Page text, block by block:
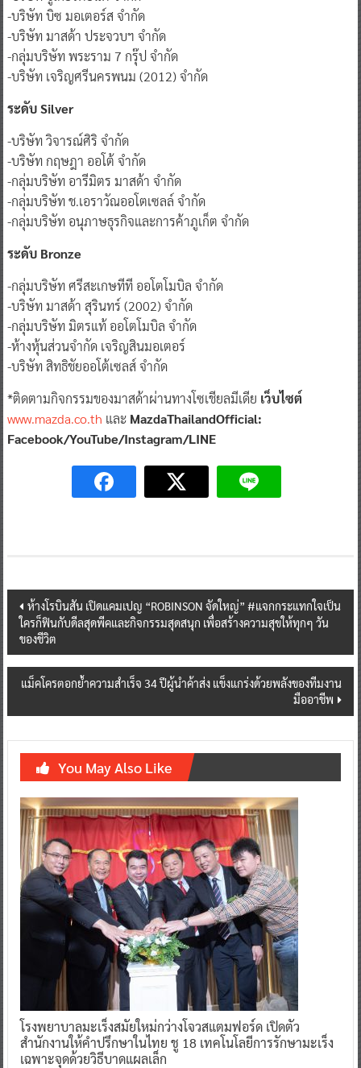
-บริษัท บิซ มอเตอร์ส จำกัด
-บริษัท มาสด้า ประจวบฯ จำกัด
-กลุ่มบริษัท พระราม 7 กรุ๊ป จำกัด
-บริษัท เจริญศรีนครพนม (2012) จำกัด
ระดับ Silver
-บริษัท วิจารณ์ศิริ จำกัด
-บริษัท กฤษฎา ออโต้ จำกัด
-กลุ่มบริษัท อารีมิตร มาสด้า จำกัด
-กลุ่มบริษัท ช.เอราวัณออโตเซลล์ จำกัด
-กลุ่มบริษัท อนุภาษธุรกิจและการค้าภูเก็ต จำกัด
ระดับ Bronze
-กลุ่มบริษัท ศรีสะเกษทีที ออโตโมบิล จำกัด
-บริษัท มาสด้า สุรินทร์ (2002) จำกัด
-กลุ่มบริษัท มิตรแท้ ออโตโมบิล จำกัด
-ห้างหุ้นส่วนจำกัด เจริญสินมอเตอร์
-บริษัท สิทธิชัยออโต้เซลส์ จำกัด
*ติดตามกิจกรรมของมาสด้าผ่านทางโซเชียลมีเดีย เว็บไซต์
www.mazda.co.th และ MazdaThailandOfficial:
Facebook/YouTube/Instagram/LINE
Post
navigation
ห้างโรบินสัน เปิดแคมเปญ “ROBINSON จัดใหญ่” #แจกกระแทกใจเป็น
ใครก็ฟินกับดีลสุดพีคและกิจกรรมสุดสนุก เพื่อสร้างความสุขให้ทุกๆ วัน
ของชีวิต
แม็คโครตอกย้ำความสำเร็จ 34 ปีผู้นำค้าส่ง แข็งแกร่งด้วยพลังของทีมงาน
มืออาชีพ
You May Also Like
โรงพยาบาลมะเร็งสมัยใหม่กว่างโจวสแตมฟอร์ด เปิดตัว
สำนักงานให้คำปรึกษาในไทย ชู 18 เทคโนโลยีการรักษามะเร็ง
เฉพาะจุดด้วยวิธีบาดแผลเล็ก